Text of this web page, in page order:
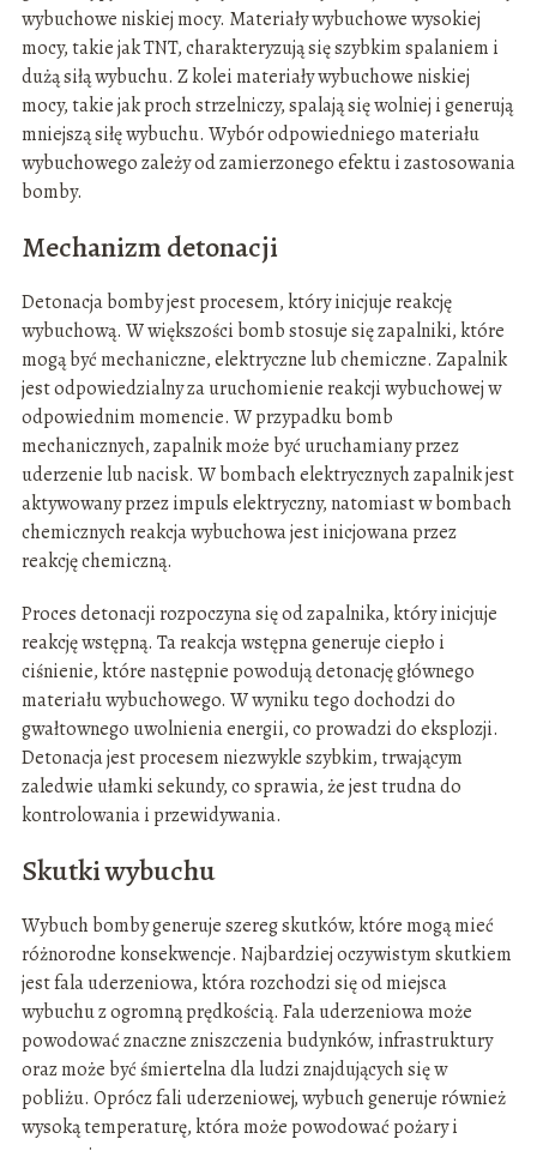
wybuchowe niskiej mocy. Materiały wybuchowe wysokiej
mocy, takie jak TNT, charakteryzują się szybkim spalaniem i
dużą siłą wybuchu. Z kolei materiały wybuchowe niskiej
mocy, takie jak proch strzelniczy, spalają się wolniej i generują
mniejszą siłę wybuchu. Wybór odpowiedniego materiału
wybuchowego zależy od zamierzonego efektu i zastosowania
bomby.
Mechanizm detonacji
Detonacja bomby jest procesem, który inicjuje reakcję
wybuchową. W większości bomb stosuje się zapalniki, które
mogą być mechaniczne, elektryczne lub chemiczne. Zapalnik
jest odpowiedzialny za uruchomienie reakcji wybuchowej w
odpowiednim momencie. W przypadku bomb
mechanicznych, zapalnik może być uruchamiany przez
uderzenie lub nacisk. W bombach elektrycznych zapalnik jest
aktywowany przez impuls elektryczny, natomiast w bombach
chemicznych reakcja wybuchowa jest inicjowana przez
reakcję chemiczną.
Proces detonacji rozpoczyna się od zapalnika, który inicjuje
reakcję wstępną. Ta reakcja wstępna generuje ciepło i
ciśnienie, które następnie powodują detonację głównego
materiału wybuchowego. W wyniku tego dochodzi do
gwałtownego uwolnienia energii, co prowadzi do eksplozji.
Detonacja jest procesem niezwykle szybkim, trwającym
zaledwie ułamki sekundy, co sprawia, że jest trudna do
kontrolowania i przewidywania.
Skutki wybuchu
Wybuch bomby generuje szereg skutków, które mogą mieć
różnorodne konsekwencje. Najbardziej oczywistym skutkiem
jest fala uderzeniowa, która rozchodzi się od miejsca
wybuchu z ogromną prędkością. Fala uderzeniowa może
powodować znaczne zniszczenia budynków, infrastruktury
oraz może być śmiertelna dla ludzi znajdujących się w
pobliżu. Oprócz fali uderzeniowej, wybuch generuje również
wysoką temperaturę, która może powodować pożary i